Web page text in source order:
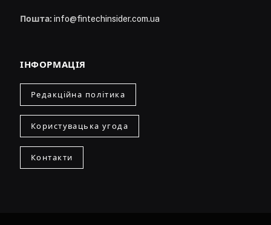
Пошта: info@fintechinsider.com.ua
ІНФОРМАЦІЯ
Редакційна політика
Користувацька угода
Контакти